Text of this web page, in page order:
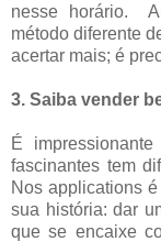
nesse horário.
método diferente
acertar mais; é
3. Saiba vender
É
fascinantes tem
Nos applications
sua história: dar
que se encaixe